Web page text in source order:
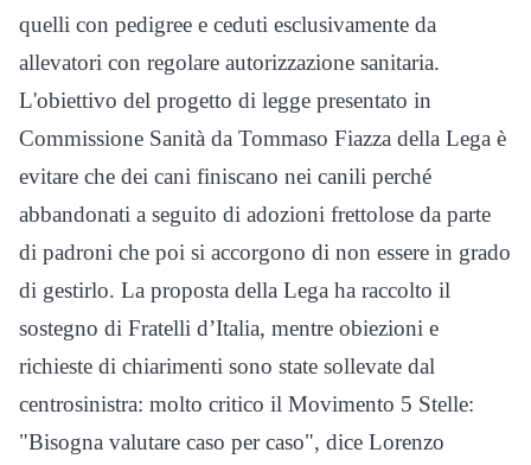
quelli con pedigree e ceduti esclusivamente da
allevatori con regolare autorizzazione sanitaria.
L'obiettivo del progetto di legge presentato in
Commissione Sanità da Tommaso Fiazza della Lega è
evitare che dei cani finiscano nei canili perché
abbandonati a seguito di adozioni frettolose da parte
di padroni che poi si accorgono di non essere in grado
di gestirlo. La proposta della Lega ha raccolto il
sostegno di Fratelli d’Italia, mentre obiezioni e
richieste di chiarimenti sono state sollevate dal
centrosinistra: molto critico il Movimento 5 Stelle:
"Bisogna valutare caso per caso", dice Lorenzo